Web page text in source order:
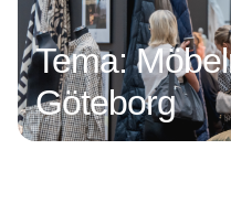
Tema:
Göteborg